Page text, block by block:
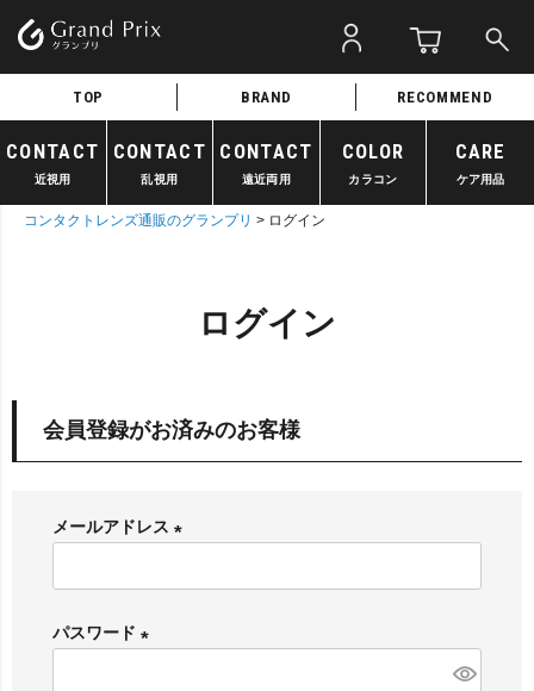
TOP BRAND RECOMMEND
CONTACT
近視用
CONTACT
乱視用
CONTACT
遠近両用
COLOR
カラコン
CARE
ケア用品
コンタクトレンズ通販のグランプリ ログイン
ログイン
会員登録がお済みのお客様
メールアドレス
必
)
パスワード